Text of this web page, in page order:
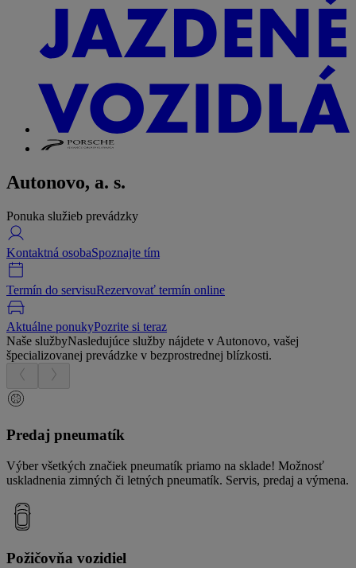
Autonovo, a. s.
Ponuka služieb prevádzky
Kontaktná osobaSpoznajte tím
Termín do servisuRezervovať termín online
Aktuálne ponukyPozrite si teraz
Naše službyNasledujúce služby nájdete v Autonovo, vašej
špecializovanej prevádzke v bezprostrednej blízkosti.
Predaj pneumatík
Výber všetkých značiek pneumatík priamo na sklade! Možnosť
uskladnenia zimných či letných pneumatík. Servis, predaj a výmena.
Požičovňa vozidiel